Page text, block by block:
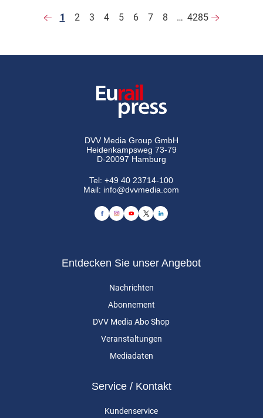
1 2 3 4 5 6 7 8 … 4285
DVV Media Group GmbH
Heidenkampsweg 73-79
D-20097 Hamburg
Tel:+49 40 23714-100
Mail: info@dvvmedia.com
Entdecken Sie unser Angebot
Nachrichten
Abonnement
DVV Media Abo Shop
Veranstaltungen
Mediadaten
Service / Kontakt
Kundenservice